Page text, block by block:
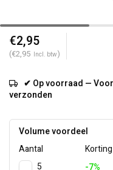
€2,95
(€2,95 Incl. btw)
✔ Op voorraad —
verzonden
Volume voordeel
Aantal
Korting
5
-7%